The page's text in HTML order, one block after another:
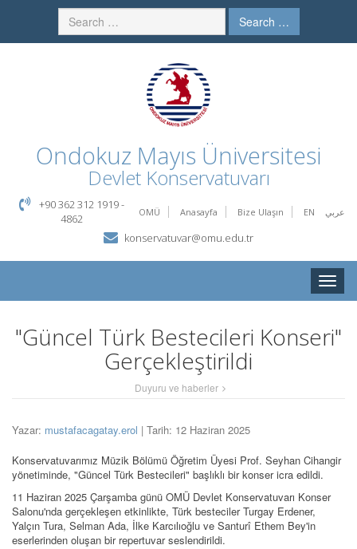
Search …
Ondokuz Mayıs Üniversitesi
Devlet Konservatuvarı
OMÜ Anasayfa Bize Ulaşın EN عربي
+90 362 312 1919 -
4862
konservatuvar@omu.edu.tr
Toggle
"Güncel Türk Bestecileri Konseri"
Gerçekleştirildi
Duyuru ve haberler
Yazar: mustafacagatay.erol | Tarih: 12 Haziran 2025
Konservatuvarımız Müzik Bölümü Öğretim Üyesi Prof. Seyhan Cihangir
yönetiminde, "Güncel Türk Bestecileri" başlıklı bir konser icra edildi.
11 Haziran 2025 Çarşamba günü OMÜ Devlet Konservatuvarı Konser
Salonu'nda gerçekleşen etkinlikte, Türk besteciler Turgay Erdener,
Yalçın Tura, Selman Ada, İlke Karcılıoğlu ve Santurî Ethem Bey'in
eserlerinden oluşan bir repertuvar seslendirildi.